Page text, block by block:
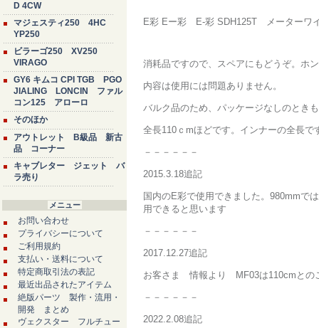
D 4CW
マジェスティ250 4HC
YP250
ビラーゴ250 XV250
VIRAGO
GY6 キムコ CPI TGB PGO
JIALING LONCIN ファル
コン125 アローロ
そのほか
アウトレット B級品 新古
品 コーナー
キャブレター ジェット バ
ラ売り
メニュー
お問い合わせ
プライバシーについて
ご利用規約
支払い・送料について
特定商取引法の表記
最近出品されたアイテム
絶版パーツ 製作・流用・
開発 まとめ
ヴェクスター フルチュー
E彩 Eー彩 E-彩 SDH125T メーター
消耗品ですので、スペアにもどうぞ。ホ
内容は使用には問題ありません。
バルク品のため、パッケージなしのとき
全長110ｃmほどです。インナーの全長で
－－－－－－
2015.3.18追記
国内のE彩で使用できました。980mmで
用できると思います
－－－－－－
2017.12.27追記
お客さま 情報より MF03は110cmとの
－－－－－－
2022.2.08追記